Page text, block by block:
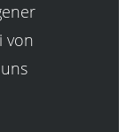
von